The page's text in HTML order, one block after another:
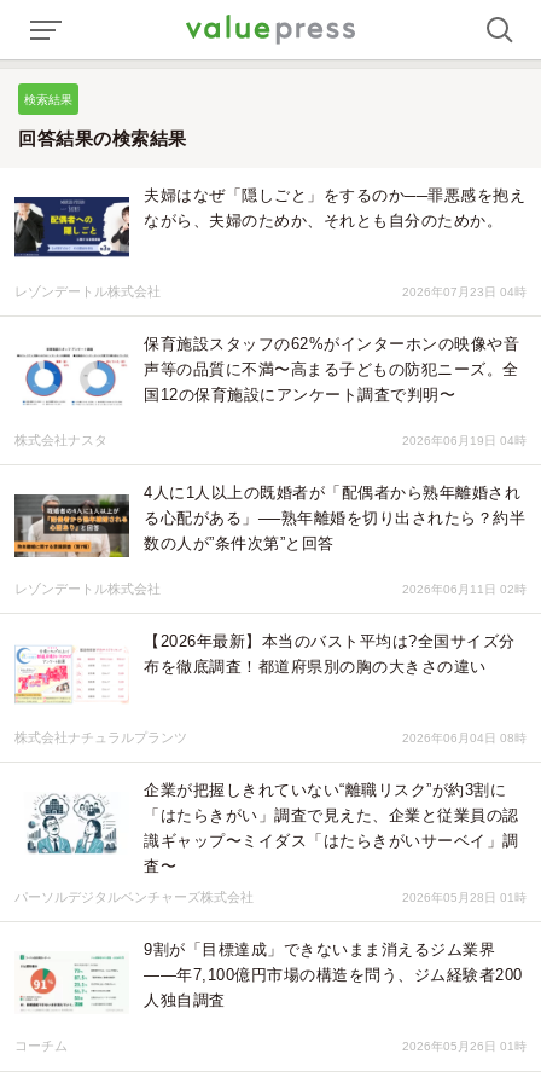
検索結果
回答結果の検索結果
夫婦はなぜ「隠しごと」をするのか──罪悪感を抱え
ながら、夫婦のためか、それとも自分のためか。
レゾンデートル株式会社 2026年07月23日 04時
保育施設スタッフの62%がインターホンの映像や音
声等の品質に不満〜高まる子どもの防犯ニーズ。全
国12の保育施設にアンケート調査で判明〜
株式会社ナスタ 2026年06月19日 04時
4人に1人以上の既婚者が「配偶者から熟年離婚され
る心配がある」──熟年離婚を切り出されたら？約半
数の人が”条件次第”と回答
レゾンデートル株式会社 2026年06月11日 02時
【2026年最新】本当のバスト平均は?全国サイズ分
布を徹底調査！都道府県別の胸の大きさの違い
株式会社ナチュラルプランツ 2026年06月04日 08時
企業が把握しきれていない“離職リスク”が約3割に
「はたらきがい」調査で見えた、企業と従業員の認
識ギャップ〜ミイダス「はたらきがいサーベイ」調
査〜
パーソルデジタルベンチャーズ株式会社 2026年05月28日 01時
9割が「目標達成」できないまま消えるジム業界
——年7,100億円市場の構造を問う、ジム経験者200
人独自調査
コーチム 2026年05月26日 01時